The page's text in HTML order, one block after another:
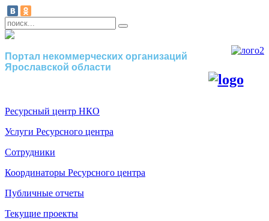
Портал некоммерческих организаций
Ярославской области
Ресурсный центр НКО
Услуги Ресурсного центра
Сотрудники
Координаторы Ресурсного центра
Публичные отчеты
Текущие проекты